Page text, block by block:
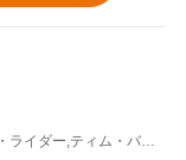
ジョニー・デップ,ウィノナ・ライダー,ティム・バートン(監督、製作、原案)